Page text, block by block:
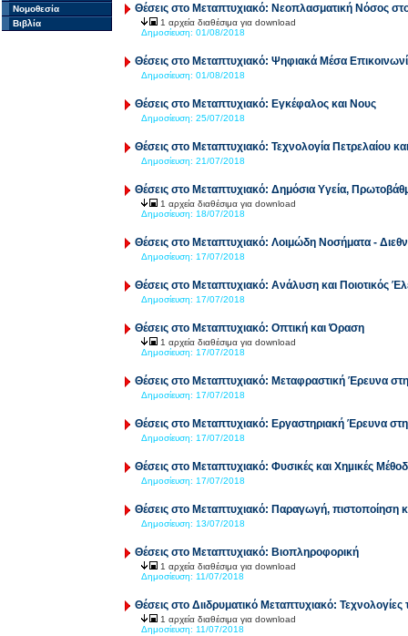
Νομοθεσία
Βιβλία
Θέσεις στο Μεταπτυχιακό: Νεοπλασματική Νόσος
1 αρχεία διαθέσιμα για download
Δημοσίευση: 01/08/2018
Θέσεις στο Μεταπτυχιακό: Ψηφιακά Μέσα
Δημοσίευση: 01/08/2018
Θέσεις στο Μεταπτυχιακό: Εγκέφαλος και Νους
Δημοσίευση: 25/07/2018
Θέσεις στο Μεταπτυχιακό: Τεχνολογία Πετρελαίου
Δημοσίευση: 21/07/2018
Θέσεις στο Μεταπτυχιακό: Δημόσια Υγεία,
1 αρχεία διαθέσιμα για download
Δημοσίευση: 18/07/2018
Θέσεις στο Μεταπτυχιακό: Λοιμώδη Νοσήματα -
Δημοσίευση: 17/07/2018
Θέσεις στο Μεταπτυχιακό: Ανάλυση και Ποιοτικός
Δημοσίευση: 17/07/2018
Θέσεις στο Μεταπτυχιακό: Οπτική και Όραση
1 αρχεία διαθέσιμα για download
Δημοσίευση: 17/07/2018
Θέσεις στο Μεταπτυχιακό: Μεταφραστική Έρευνα
Δημοσίευση: 17/07/2018
Θέσεις στο Μεταπτυχιακό: Εργαστηριακή Έρευνα
Δημοσίευση: 17/07/2018
Θέσεις στο Μεταπτυχιακό: Φυσικές και Χηµικές
Δημοσίευση: 17/07/2018
Θέσεις στο Μεταπτυχιακό: Παραγωγή, πιστοποίηση
Δημοσίευση: 13/07/2018
Θέσεις στο Μεταπτυχιακό: Bιοπληροφορική
1 αρχεία διαθέσιμα για download
Δημοσίευση: 11/07/2018
Θέσεις στο Διιδρυματικό Μεταπτυχιακό:
1 αρχεία διαθέσιμα για download
Δημοσίευση: 11/07/2018